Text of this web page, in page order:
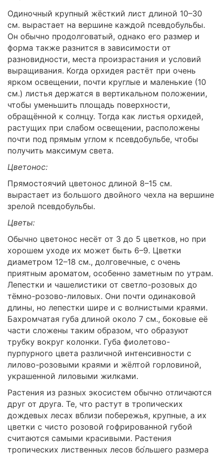
Одиночный крупный жёсткий лист длиной 10–30
см. вырастает на вершине каждой псевдобульбы.
Он обычно продолговатый, однако его размер и
форма также разнится в зависимости от
разновидности, места произрастания и условий
выращивания. Когда орхидея растёт при очень
ярком освещении, почти круглые и маленькие (10
см.) листья держатся в вертикальном положении,
чтобы уменьшить площадь поверхности,
обращённой к солнцу. Тогда как листья орхидей,
растущих при слабом освещении, расположены
почти под прямым углом к псевдобульбе, чтобы
получить максимум света.
Цветонос:
Прямостоячий цветонос длиной 8–15 см.
вырастает из большого двойного чехла на вершине
зрелой псевдобульбы.
Цветы:
Обычно цветонос несёт от 3 до 5 цветков, но при
хорошем уходе их может быть 6–9. Цветки
диаметром 12–18 см., долговечные, с очень
приятным ароматом, особенно заметным по утрам.
Лепестки и чашелистики от светло-розовых до
тёмно-розово-лиловых. Они почти одинаковой
длины, но лепестки шире и с волнистыми краями.
Бахромчатая губа длиной около 7 см., боковые её
части сложены таким образом, что образуют
трубку вокруг колонки. Губа фиолетово-
пурпурного цвета различной интенсивности с
лилово-розовыми краями и жёлтой горловиной,
украшенной лиловыми жилками.
Растения из разных экосистем обычно отличаются
друг от друга. Те, что растут в тропических
дождевых лесах вблизи побережья, крупные, а их
цветки с чисто розовой гофрированной губой
считаются самыми красивыми. Растения
тропических лиственных лесов бо́льшего размера